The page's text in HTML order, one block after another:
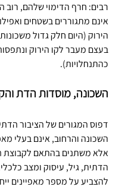
רבים: חרף הדימוי שלהם, רוב
אינם מתגוררים בשטחים
הירוק (היום חלק גדול
בעצם מעבר לקו הירוק
כהתנחלויות).
השכונה, מוסדות הדת
דפוס המגורים של הציבור
השכונה והרחוב, אינם בעלי
אלא משתנים בהתאם לקבוצת
הדתית, גיל, עיסוק ומצב
להצביע על מספר מאפיינים